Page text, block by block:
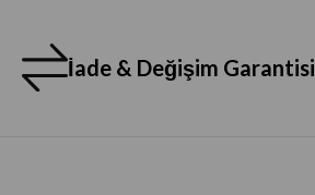
İade & Değişim Garantisi